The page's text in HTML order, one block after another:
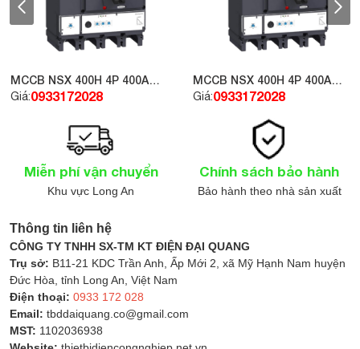
Ứng dụng thực tế của FR-E720S-1.5K
Dòng biến tần này được ứng dụng rộng rãi trong các
lĩnh vực công nghiệp và dân dụng như:
Máy móc sản xuất: máy cán, máy ép, máy dập
Hệ thống băng tải, quạt công nghiệp
Máy nén khí nhỏ
Dây chuyền đóng gói thực phẩm
4P 400A
MCCB NSX 400H 4P 400A
70kA 415V LV432877
Giá:
Miễn phí vận chuyển
Khu vực Long An
Chính sách bảo hành
Bảo hành theo nhà sản xuất
Thông tin liên hệ
CÔNG TY TNHH SX-TM KT ĐIỆN ĐẠI QUANG
Trụ sở: B11-21 KDC Trần Anh, Ấp Mới 2, xã Mỹ Hạnh Nam huyện
Đức Hòa, tỉnh Long An, Việt Nam
Điện thoại: 0933 172 028
Email: tbddaiquang.co@gmail.com
MST: 1102036938